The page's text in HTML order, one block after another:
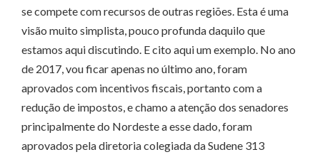
se compete com recursos de outras regiões. Esta é uma
visão muito simplista, pouco profunda daquilo que
estamos aqui discutindo. E cito aqui um exemplo. No ano
de 2017, vou ficar apenas no último ano, foram
aprovados com incentivos fiscais, portanto com a
redução de impostos, e chamo a atenção dos senadores
principalmente do Nordeste a esse dado, foram
aprovados pela diretoria colegiada da Sudene 313